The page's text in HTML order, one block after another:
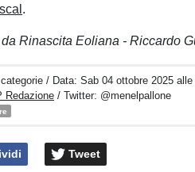
.
da Rinascita Eoliana - Riccardo
/ Data:Sab 04 ottobre 2025 alle
Redazione / Twitter: @menelpallone
Tweet